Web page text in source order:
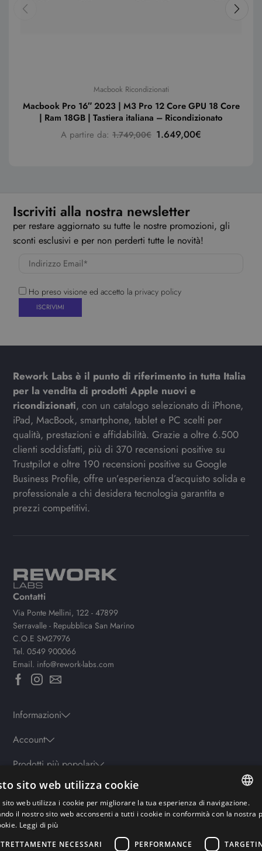
Macbook Ricondizionati
Macbook Pro 16″ 2023 | M3 Pro 12 Core GPU 18 Core
| Ram 18GB | Tastiera italiana – Ricondizionato
A partire da: 1.749,00€ 1.649,00€
Iscriviti alla nostra newsletter
per restare aggiornato su tutte le nostre promozioni, gli
sconti esclusivi e per non perderti tutte le novità!
Ho preso visione ed accetto la privacy policy
Rework Labs è il punto di riferimento in tutta Italia
per la vendita di prodotti Apple nuovi e
ricondizionati, con un catalogo selezionato di iPhone,
iPad, MacBook, smartphone, tablet e PC scelti per
qualità, prestazioni e affidabilità. Grazie a oltre 6.500
clienti soddisfatti, più di 370 recensioni positive su
Trustpilot e oltre 190 recensioni positive su Google
Business Profile, offre un’esperienza d’acquisto solida e
professionale a chi desidera tecnologia garantita e
prezzi competitivi.
Contatti
Via Ponte Mellini, 122 - 47899
Serravalle - Repubblica San Marino
C.O.E SM27976
Tel.0549 900066
Email. info@rework-labs.com
Informazioni
Account
Prodotti più popolari
Orari
Lun-ven: 9.30-19.30 - Sab: 10-13 | 15.30-19.30 - Domenica: chiuso
ITALIAN
sito web utilizza cookie
sito web utilizza i cookie per migliorare la tua esperienza di navigazione.
il nostro sito web acconsenti a tutti i cookie in conformità con la nostra
Leggi di più
NECESSARI
PERFORMANCE